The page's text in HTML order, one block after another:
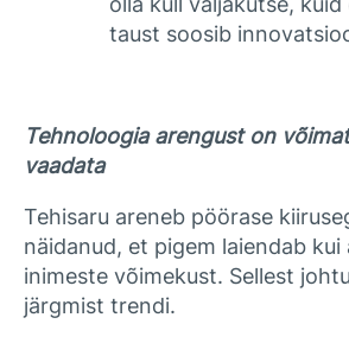
taust soosib
Tehnoloogia arengust on
vaadata
Tehisaru areneb pöörase
näidanud, et pigem laiendab kui
inimeste võimekust. Sellest
järgmist trendi.